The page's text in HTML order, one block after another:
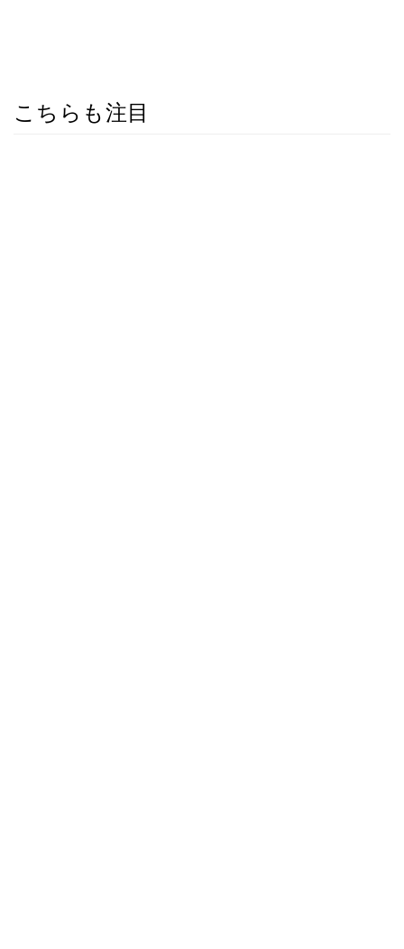
こちらも注目